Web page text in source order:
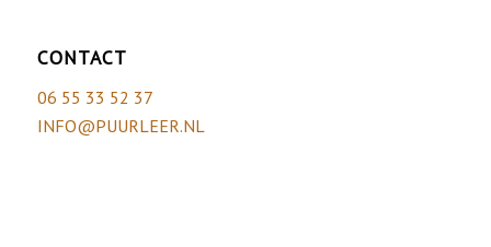
CONTACT
06 55 33 52 37
INFO@PUURLEER.NL